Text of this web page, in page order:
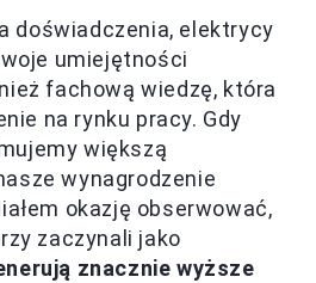
doświadczenia, elektrycy
umiejętności
fachową wiedzę, która
na rynku pracy. Gdy
większą
wynagrodzenie
okazję obserwować,
zaczynali jako
znacznie wyższe